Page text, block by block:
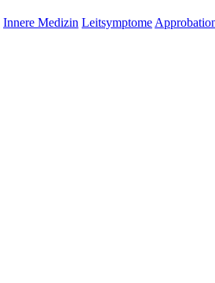
Innere Medizin Leitsymptome